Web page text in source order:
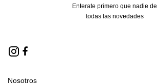
Enterate primero que nadie de
todas las novedades
Nosotros